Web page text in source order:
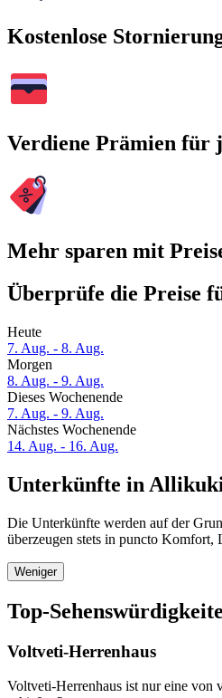
Kostenlose
Verdiene Prämien für
Mehr sparen mit
Überprüfe die Preise
Heute
7. Aug. - 8. Aug.
Morgen
8. Aug. - 9. Aug.
Dieses Wochenende
7. Aug. - 9. Aug.
Nächstes Wochenende
14. Aug. - 16. Aug.
Unterkünfte in
Die Unterkünfte werden auf der
überzeugen stets in puncto Komfort,
Weniger
Top-
Voltveti-Herrenhaus
Voltveti-Herrenhaus ist nur eine von